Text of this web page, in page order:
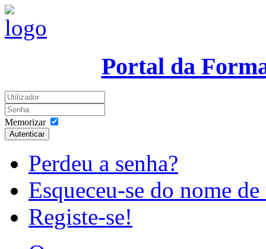
Portal da
Memorizar
Autenticar
Perdeu a senha?
Esqueceu-se do nome
Registe-se!